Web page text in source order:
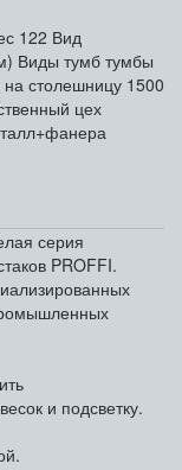
122 Вид
Виды тумб тумбы
на столешницу 1500
цех
серия
PROFFI.
и подсветку.